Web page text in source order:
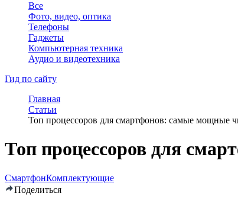
Все
Фото, видео, оптика
Телефоны
Гаджеты
Компьютерная техника
Аудио и видеотехника
Гид по сайту
Главная
Статьи
Топ процессоров для смартфонов: самые мощные
Топ процессоров для
СмартфонКомплектующие
Поделиться